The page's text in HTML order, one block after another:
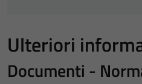
Ulteriori
Documenti -